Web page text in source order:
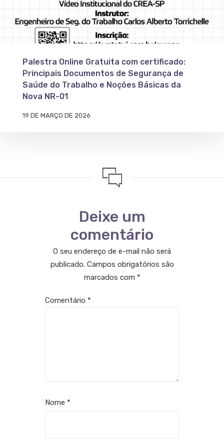
Palestra Online Gratuita com certificado:
Principais Documentos de Segurança de
Saúde do Trabalho e Noções Básicas da
Nova NR-01
19 DE MARÇO DE 2026
Deixe um
comentário
O seu endereço de e-mail não será
publicado. Campos obrigatórios são
marcados com *
Comentário *
Nome *